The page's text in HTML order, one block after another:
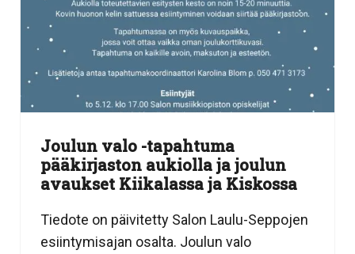
Joulun valo -tapahtuma
pääkirjaston aukiolla ja joulun
avaukset Kiikalassa ja Kiskossa
Tiedote on päivitetty Salon Laulu-Seppojen
esiintymisajan osalta. Joulun valo